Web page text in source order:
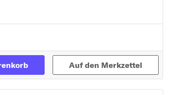
Auf den Merkzettel